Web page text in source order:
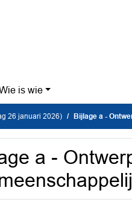
is wie
26 januari 2026) Bijlage a -
a -